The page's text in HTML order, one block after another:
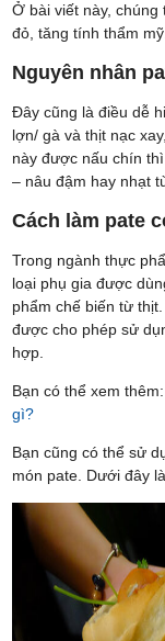
Ở bài viết này, chúng
đỏ, tăng tính thẩm mỹ.
Nguyên nhân
Đây cũng là điều dễ
lợn/ gà và thịt nạc
này được nấu chín
– nâu đậm hay nhạt
Cách làm pate
Trong ngành thực
loại phụ gia được
phẩm chế biến từ
được cho phép sử
hợp.
Bạn có thể xem thêm:
gì?
Bạn cũng có thể sử
món pate. Dưới đây